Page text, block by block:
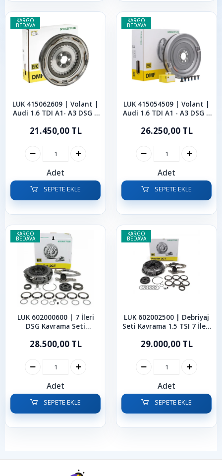
KARGO
BEDAVA
LUK 415062609 | Volant |
Audi 1.6 TDI A1- A3 DSG 7
21.450,00 TL
Adet
SEPETE EKLE
KARGO
BEDAVA
LUK 415054509 | Volant |
Audi 1.6 TDI A1 - A3 DSG 7
26.250,00 TL
Adet
SEPETE EKLE
KARGO
BEDAVA
LUK 602000600 | 7 İleri
DSG Kavrama Seti
Seat | Audi 1.2 TSI | 1.4
28.500,00 TL
Adet
SEPETE EKLE
KARGO
BEDAVA
LUK 602002500 | Debriyaj
Seti Kavrama 1.5 TSI 7 İleri
29.000,00 TL
Adet
SEPETE EKLE